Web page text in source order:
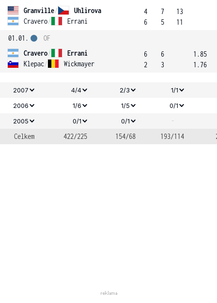
Granville/
Uhlirova
Cravero/ Errani
4
6
7
5
13
11
01.01.
Cravero/
Errani
Klepac/ Wickmayer
OF
6
2
6
3
1.85
1.76
2007 4/4 2/3
1/1
2006
1/6 1/5
0/1
2005
0/1 0/1
-
Celkem
422/225 154/68 193/114